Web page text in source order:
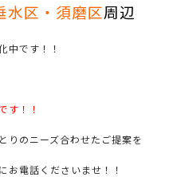
水区・須磨区周辺
中です！！
す！！
りのニーズ合わせたご提案を
お電話くださいませ！！